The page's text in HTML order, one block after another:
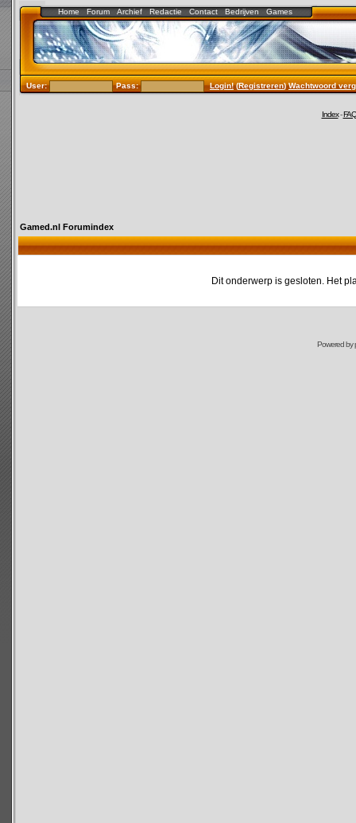
Home Forum Archief Redactie Contact Bedrijven Games
User: Pass: Login!(Registreren)Wachtwoord
Index-FAQ
Gamed.nl Forumindex
Dit onderwerp is gesloten. Het
Powered by